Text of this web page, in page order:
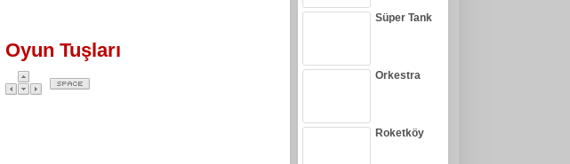
Oyun Tuşları
Süper Tank
Orkestra
Roketköy